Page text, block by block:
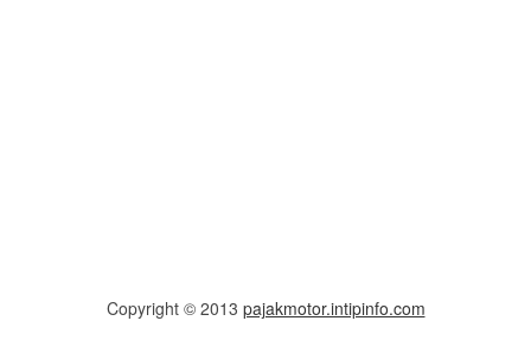
Copyright © 2013 pajakmotor.intipinfo.com